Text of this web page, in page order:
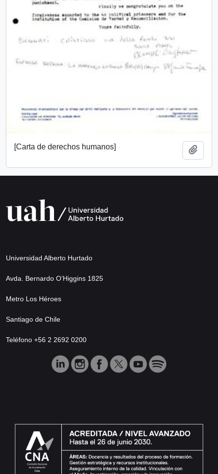
[Carta de derechos humanos]
Universidad Alberto Hurtado
Avda. Bernardo O’Higgins 1825
Metro Los Héroes
Santiago de Chile
Teléfono +56 2 2692 0200